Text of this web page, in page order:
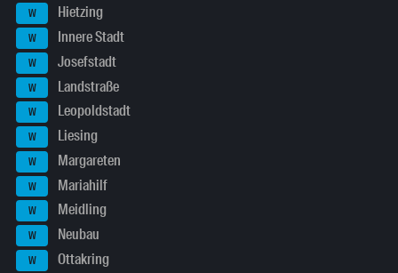
W Hietzing
W Innere Stadt
W Josefstadt
W Landstraße
W Leopoldstadt
W Liesing
W Margareten
W Mariahilf
W Meidling
W Neubau
W Ottakring